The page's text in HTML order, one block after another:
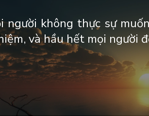
người không thực sự
và hầu hết mọi người